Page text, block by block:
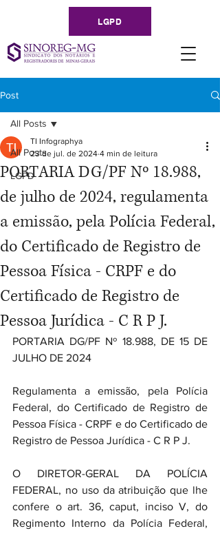
LGPD
Post
All Posts
LGPD
All Posts
PORTARIA DG/PF Nº 18.988,
de julho de 2024, regulamenta
a emissão, pela Polícia Federal,
do Certificado de Registro de
Pessoa Física - CRPF e do
Certificado de Registro de
Pessoa Jurídica - C R P J.
TI Infographya
23 de jul. de 2024 4 min de leitura
PORTARIA DG/PF Nº 18.988, DE 15 DE
JULHO DE 2024
Regulamenta a emissão, pela Polícia
Federal, do Certificado de Registro de
Pessoa Física - CRPF e do Certificado de
Registro de Pessoa Jurídica - C R P J.
O DIRETOR-GERAL DA POLÍCIA
FEDERAL, no uso da atribuição que lhe
confere o art. 36, caput, inciso V, do
Regimento Interno da Polícia Federal,